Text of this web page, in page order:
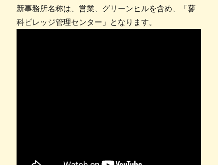
新事務所名称は、営業、グリーンヒルを含め、「蓼
科ビレッジ管理センター」となります。